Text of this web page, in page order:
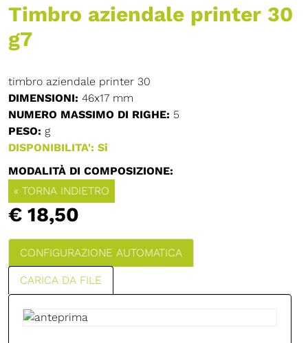
Timbro aziendale printer 30
g7
timbro aziendale printer 30
DIMENSIONI: 46x17 mm
NUMERO MASSIMO DI RIGHE: 5
PESO: g
DISPONIBILITA': Si
MODALITÀ DI COMPOSIZIONE:
« TORNA INDIETRO
€ 18,50
CONFIGURAZIONE AUTOMATICA
CARICA DA FILE